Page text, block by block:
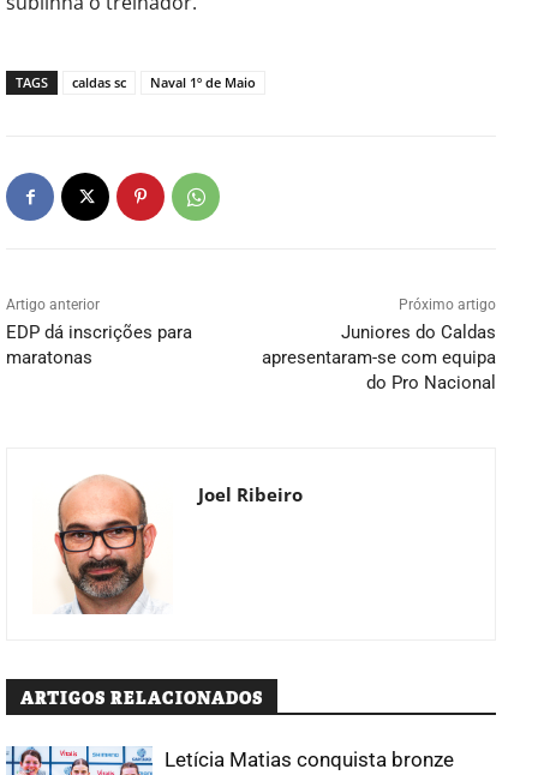
TAGS caldas sc Naval 1º de Maio
Artigo anterior
EDP dá inscrições para
maratonas
Próximo artigo
Juniores do Caldas
apresentaram-se com equipa
do Pro Nacional
Joel Ribeiro
ARTIGOS RELACIONADOS
Letícia Matias conquista bronze